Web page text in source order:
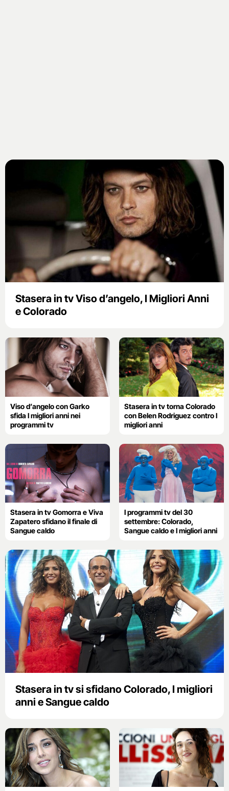
Stasera in tv Viso d’angelo, I Migliori Anni
e Colorado
Viso d’angelo con Garko
sfida I migliori anni nei
programmi tv
Stasera in tv torna Colorado
con Belen Rodriguez contro I
migliori anni
Stasera in tv Gomorra e Viva
Zapatero sfidano il finale di
Sangue caldo
I programmi tv del 30
settembre: Colorado,
Sangue caldo e I migliori anni
Stasera in tv si sfidano Colorado, I migliori
anni e Sangue caldo